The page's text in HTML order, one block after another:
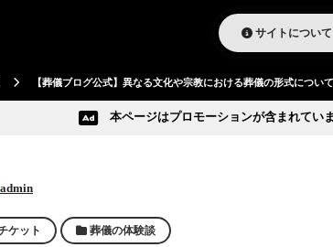
サイトについて
【葬儀ブログ公式】異なる文化や宗教における葬儀の形式につい
本ページはプロモーションが含まれてい
admin
ケット 葬儀の体験談